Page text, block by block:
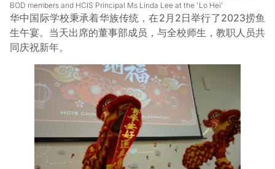
BOD members and HCIS Principal Ms Linda Lee at the 'Lo Hei'
华中国际学校秉承着华族传统，在2月2日举行了2023捞鱼
生午宴。当天出席的董事部成员，与全校师生，教职人员共
同庆祝新年。